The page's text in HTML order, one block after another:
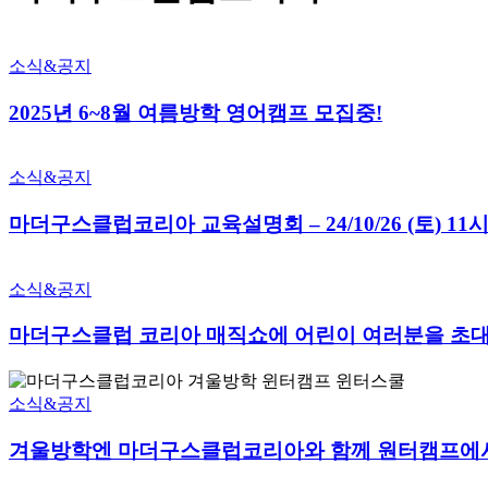
소식&공지
2025년 6~8월 여름방학 영어캠프 모집중!
소식&공지
마더구스클럽코리아 교육설명회 – 24/10/26 (토) 11시
소식&공지
마더구스클럽 코리아 매직쇼에 어린이 여러분을 초
소식&공지
겨울방학엔 마더구스클럽코리아와 함께 원터캠프에